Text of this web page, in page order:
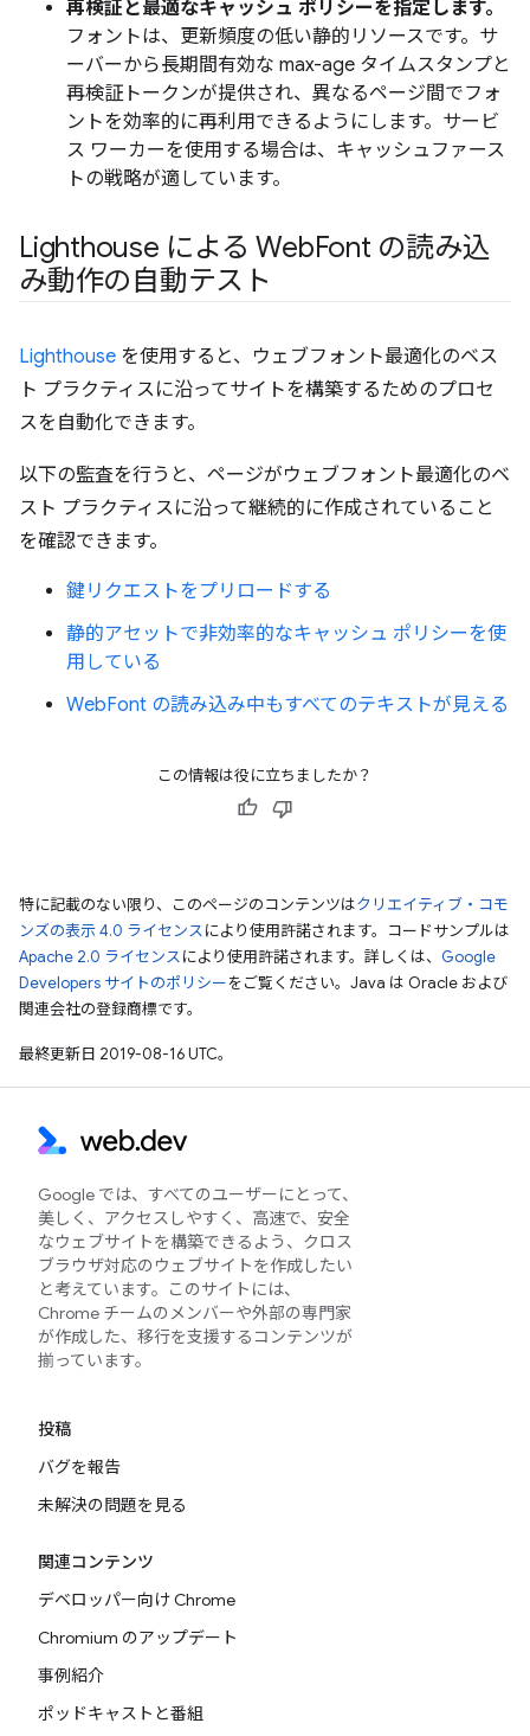
再検証と最適なキャッシュ ポリシーを指定します。
フォントは、更新頻度の低い静的リソースです。サ
ーバーから長期間有効な max-age タイムスタンプと
再検証トークンが提供され、異なるページ間でフォ
ントを効率的に再利用できるようにします。サービ
ス ワーカーを使用する場合は、キャッシュファース
トの戦略が適しています。
Lighthouse による WebFont の読み込
み動作の自動テスト
Lighthouse を使用すると、ウェブフォント最適化のベス
ト プラクティスに沿ってサイトを構築するためのプロセ
スを自動化できます。
以下の監査を行うと、ページがウェブフォント最適化のベ
スト プラクティスに沿って継続的に作成されていること
を確認できます。
鍵リクエストをプリロードする
静的アセットで非効率的なキャッシュ ポリシーを使
用している
WebFont の読み込み中もすべてのテキストが見える
この情報は役に立ちましたか？
特に記載のない限り、このページのコンテンツはクリエイティブ・コモ
ンズの表示 4.0 ライセンスにより使用許諾されます。コードサンプルは
Apache 2.0 ライセンスにより使用許諾されます。詳しくは、 Google
Developers サイトのポリシーをご覧ください。Java は Oracle および
関連会社の登録商標です。
最終更新日 2019-08-16 UTC。
Google では、すべてのユーザーにとって、
美しく、アクセスしやすく、高速で、安全
なウェブサイトを構築できるよう、クロス
ブラウザ対応のウェブサイトを作成したい
と考えています。このサイトには、
Chrome チームのメンバーや外部の専門家
が作成した、移行を支援するコンテンツが
揃っています。
投稿
バグを報告
未解決の問題を見る
関連コンテンツ
デベロッパー向け Chrome
Chromium のアップデート
事例紹介
ポッドキャストと番組